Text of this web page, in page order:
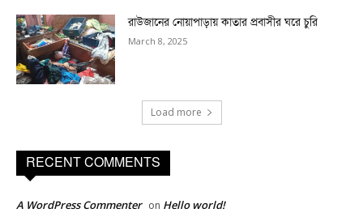
রাউজানের নোয়াপাড়ায় কাতার প্রবাসীর ঘরে চুরি
March 8, 2025
Load more
RECENT COMMENTS
A WordPress Commenter on Hello world!